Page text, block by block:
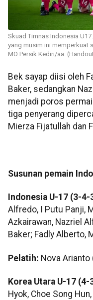
Skuad Timnas Indonesia
yang musim ini memperkuat
MO Persik Kediri/aa.
Bek sayap diisi oleh
Baker, sedangkan
menjadi poros
tiga penyerang
Mierza Fijatullah dan
Susunan pemain
Indonesia U-17 (3-4-
Alfredo, I Putu Panji,
Azkairawan, Nazriel
Baker; Fadly Alberto,
Pelatih: Nova
Korea Utara U-17 (4-
Hyok, Choe Song